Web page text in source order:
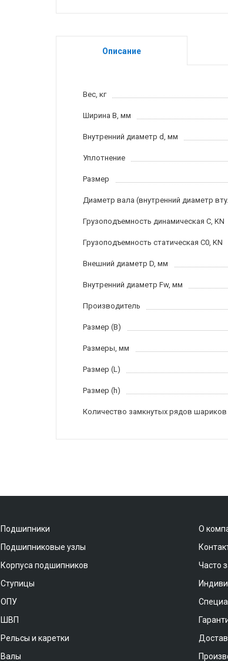
Описание
Вес, кг
Ширина B, мм
Внутренний диаметр d, мм
Уплотнение
Размер
Диаметр вала (внутренний диаметр
Грузоподъемность динамическая C, KN
Грузоподъемность статическая C0, KN
Внешний диаметр D, мм
Внутренний диаметр Fw, мм
Производитель
Размер (B)
Размеры, мм
Размер (L)
Размер (h)
Количество замкнутых рядов шариков
Подшипники
Подшипниковые узлы
Корпуса подшипников
Ступицы
ОПУ
ШВП
Рельсы и каретки
Валы
О
Часто